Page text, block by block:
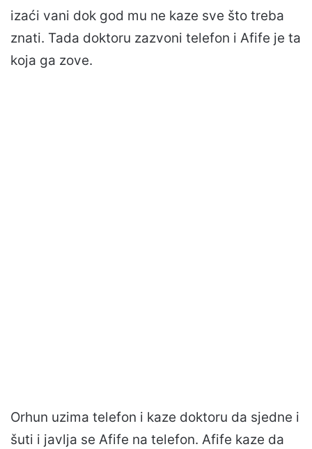
izaći vani dok god mu ne kaze sve što treba
znati. Tada doktoru zazvoni telefon i Afife je ta
koja ga zove.
Orhun uzima telefon i kaze doktoru da sjedne i
šuti i javlja se Afife na telefon. Afife kaze da